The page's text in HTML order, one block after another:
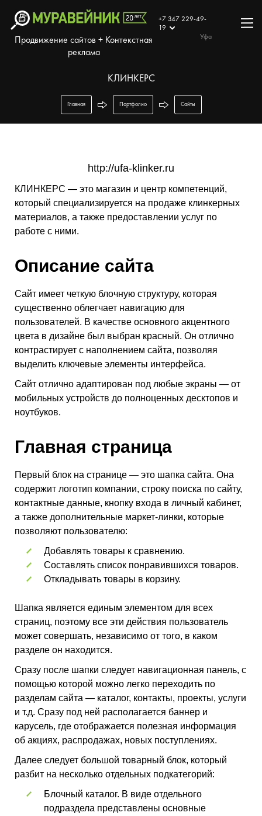
Продвижение сайтов + Контекстная
реклама
+7 347 229-49-
19
Уфа
КЛИНКЕРС
Главная Портфолио Сайты
http://ufa-klinker.ru
КЛИНКЕРС — это магазин и центр компетенций,
который специализируется на продаже клинкерных
материалов, а также предоставлении услуг по
работе с ними.
Описание сайта
Сайт имеет четкую блочную структуру, которая
существенно облегчает навигацию для
пользователей. В качестве основного акцентного
цвета в дизайне был выбран красный. Он отлично
контрастирует с наполнением сайта, позволяя
выделить ключевые элементы интерфейса.
Сайт отлично адаптирован под любые экраны — от
мобильных устройств до полноценных десктопов и
ноутбуков.
Главная страница
Первый блок на странице — это шапка сайта. Она
содержит логотип компании, строку поиска по сайту,
контактные данные, кнопку входа в личный кабинет,
а также дополнительные маркет-линки, которые
позволяют пользователю:
Добавлять товары к сравнению.
Составлять список понравившихся товаров.
Откладывать товары в корзину.
Шапка является единым элементом для всех
страниц, поэтому все эти действия пользователь
может совершать, независимо от того, в каком
разделе он находится.
Сразу после шапки следует навигационная панель, с
помощью которой можно легко переходить по
разделам сайта — каталог, контакты, проекты, услуги
и т.д. Сразу под ней располагается баннер и
карусель, где отображается полезная информация
об акциях, распродажах, новых поступлениях.
Далее следует большой товарный блок, который
разбит на несколько отдельных подкатегорий:
Блочный каталог. В виде отдельного
подраздела представлены основные